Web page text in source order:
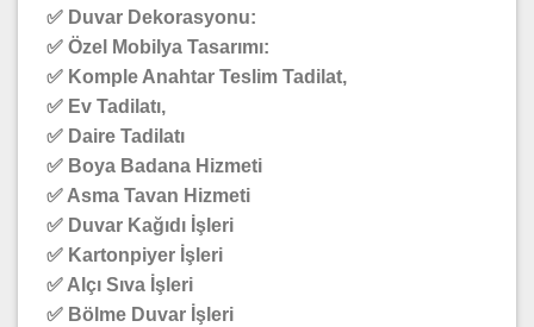
✅ Duvar Dekorasyonu:
✅ Özel Mobilya Tasarımı:
✅ Komple Anahtar Teslim Tadilat,
✅ Ev Tadilatı,
✅ Daire Tadilatı
✅ Boya Badana Hizmeti
✅ Asma Tavan Hizmeti
✅ Duvar Kağıdı İşleri
✅ Kartonpiyer İşleri
✅ Alçı Sıva İşleri
✅ Bölme Duvar İşleri